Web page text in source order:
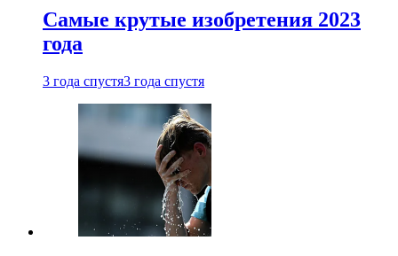
Самые крутые изобретения 2023
года
3 года спустя3 года спустя